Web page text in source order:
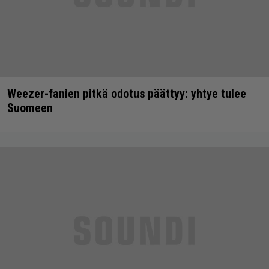
Weezer-fanien pitkä odotus päättyy: yhtye tulee
Suomeen